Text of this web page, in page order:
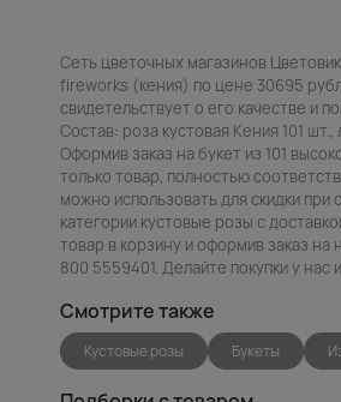
Сеть цветочных магазинов
fireworks (кения) по цене 30695
свидетельствует о его качестве и
Состав: роза кустовая Кения 101 шт.,
Оформив заказ на букет из 101
только товар, полностью
можно использовать для скидки при
категории кустовые розы с
товар в корзину и оформив заказ
800 5559401. Делайте покупки у
Смотрите также
Кустовые розы Букеты